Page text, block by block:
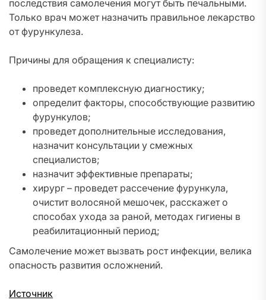
последствия самолечения могут быть печальными.
Только врач может назначить правильное лекарство
от фурункулеза.
Причины для обращения к специалисту:
проведет комплексную диагностику;
определит факторы, способствующие развитию
фурункулов;
проведет дополнительные исследования,
назначит консультации у смежных
специалистов;
назначит эффективные препараты;
хирург – проведет рассечение фурункула,
очистит волосяной мешочек, расскажет о
способах ухода за раной, методах гигиены в
реабилитационный период;
Самолечение может вызвать рост инфекции, велика
опасность развития осложнений.
Источник